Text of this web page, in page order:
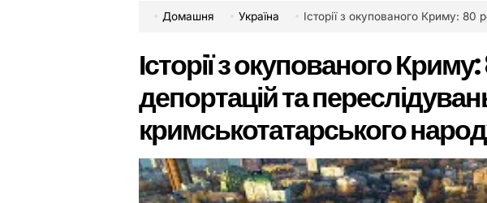
Домашня Україна Історії з окупованого Криму: 80 років
Історії з окупованого
депортацій та
кримськотатарського